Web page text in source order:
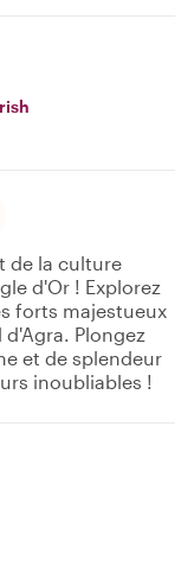
de la culture
d'Or ! Explorez
forts majestueux
Plongez
et de splendeur
inoubliables !